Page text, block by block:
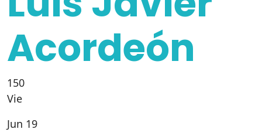
Acordeón
150
Vie
Jun 19